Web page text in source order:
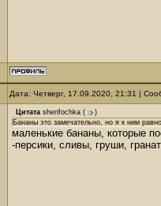
Дата: Четверг, 17.09.2020, 21:31 |
Цитата sherifochka (
)
Бананы это замечательно, но я к ним
маленькие бананы, которые
-персики, сливы, груши,